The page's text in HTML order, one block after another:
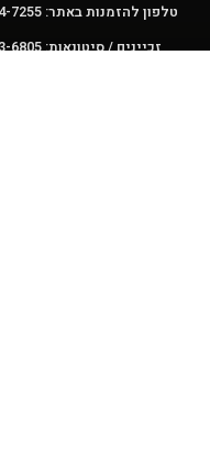
טלפון להזמנות באתר: 050-554-7255
זכיינים / סיטונאות: 054-793-6805